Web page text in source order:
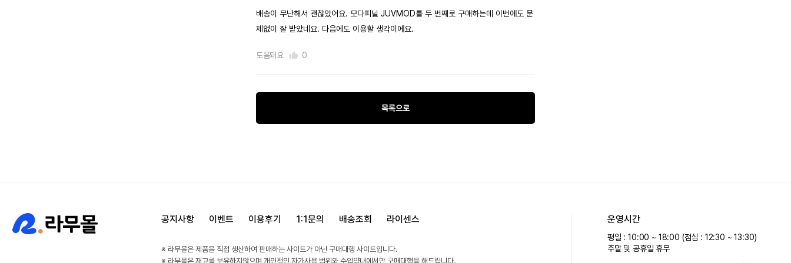
배송이 무난해서 괜찮았어요. 모다피닐 JUVMOD를 두 번째로 구매하는데 이번에도 문
제없이 잘 받았네요. 다음에도 이용할 생각이에요.
도움돼요 0
목록으로
공지사항 이벤트 이용후기 1:1문의 배송조회 라이센스
※ 라무몰은 제품을 직접 생산하여 판매하는 사이트가 아닌 구매대행 사이트입니다.
※ 라무몰은 재고를 보유하지않으며 개인적인 자가사용 범위와 수입양내에서만 구매대행을 해드립니다.
운영시간
평일 : 10:00 ~ 18:00 (점심 : 12:30 ~ 13:30)
주말 및 공휴일 휴무